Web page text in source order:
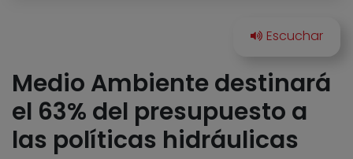
Medio Ambiente destinará
el 63% del presupuesto a
las políticas hidráulicas